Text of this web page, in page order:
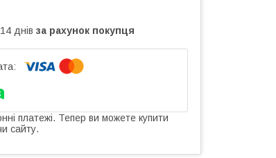
днів за рахунок покупця
платежі. Тепер ви можете купити
сайту.